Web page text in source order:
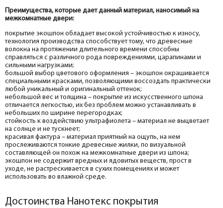
Преимущества, которые дает данный материал, наносимый на
межкомнатные двери:
покрытие экошпон обладает высокой устойчивостью к износу,
технология производства способствует тому, что древесные
волокна на протяжении длительного времени способны
справляться с различного рода повреждениями, царапинами и
сильными нагрузками;
большой выбор цветового оформления – экошпон окрашивается
специальными красками, позволяющими воссоздать практически
любой уникальный и оригинальный оттенок;
небольшой вес и толщина – покрытие из искусственного шпона
отличается легкостью, их без проблем можно устанавливать в
небольших по ширине перегородках;
стойкость к воздействию ультрафиолета – материал не выцветает
на солнце и не тускнеет;
красивая фактура – материал приятный на ощупь, на нем
прослеживаются тонкие древесные жилки, по визуальной
составляющей он похож на межкомнатные двери из шпона;
экошпон не содержит вредных и ядовитых веществ, прост в
уходе, не растрескивается в сухих помещениях и может
использовать во влажной среде.
Достоинства Нанотекс покрытия